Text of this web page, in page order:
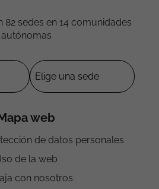
82 sedes en 14 comunidades
autónomas
web
de datos personales
de la web
con nosotros